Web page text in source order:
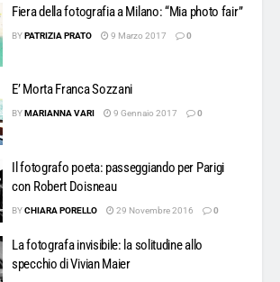
Fiera della fotografia a Milano: “Mia photo fair”
BYPATRIZIA PRATO 9 Marzo 2017 0
E’ Morta Franca Sozzani
BYMARIANNA VARI 9 Gennaio 2017 0
Il fotografo poeta: passeggiando per Parigi
con Robert Doisneau
BYCHIARA PORELLO 29 Novembre 2016 0
La fotografa invisibile: la solitudine allo
specchio di Vivian Maier